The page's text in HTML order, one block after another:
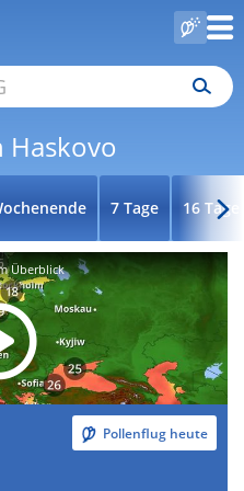
Haskovo
7 Tage 16 Tage
Überblick
Pollenflug heute